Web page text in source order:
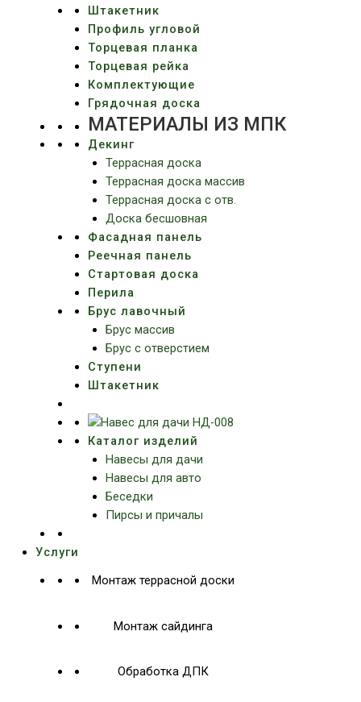
Штакетник
Профиль угловой
Торцевая планка
Торцевая рейка
Комплектующие
Грядочная доска
МАТЕРИАЛЫ ИЗ МПК
Декинг
Террасная доска
Террасная доска массив
Террасная доска c отв.
Доска бесшовная
Фасадная панель
Реечная панель
Стартовая доска
Перила
Брус лавочный
Брус массив
Брус с отверстием
Ступени
Штакетник
Каталог изделий
Навесы для дачи
Навесы для авто
Беседки
Пирсы и причалы
Услуги
Монтаж террасной доски
Монтаж сайдинга
Обработка ДПК